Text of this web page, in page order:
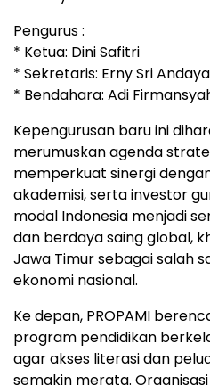
Pengurus :
* Ketua: Dini Safitri
* Sekretaris: Erny Sri
* Bendahara: Adi
Kepengurusan baru ini
merumuskan agenda
memperkuat sinergi
akademisi, serta investor
modal Indonesia menjadi
dan berdaya saing global,
Jawa Timur sebagai salah
ekonomi nasional.
Ke depan, PROPAMI
program pendidikan
agar akses literasi dan
semakin merata.